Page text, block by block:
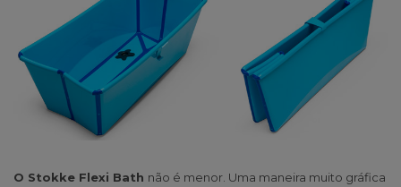
O Stokke Flexi Bath não é menor. Uma maneira muito gráfica